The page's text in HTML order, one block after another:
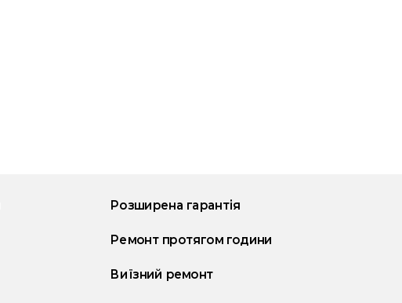
Розширена гарантія
Ремонт протягом години
Виїзний ремонт